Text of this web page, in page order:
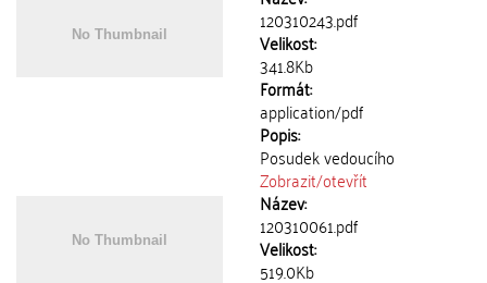
120310243.pdf
Velikost:
341.8Kb
Formát:
application/pdf
Popis:
Posudek vedoucího
Zobrazit/otevřít
Název:
120310061.pdf
Velikost:
519.0Kb